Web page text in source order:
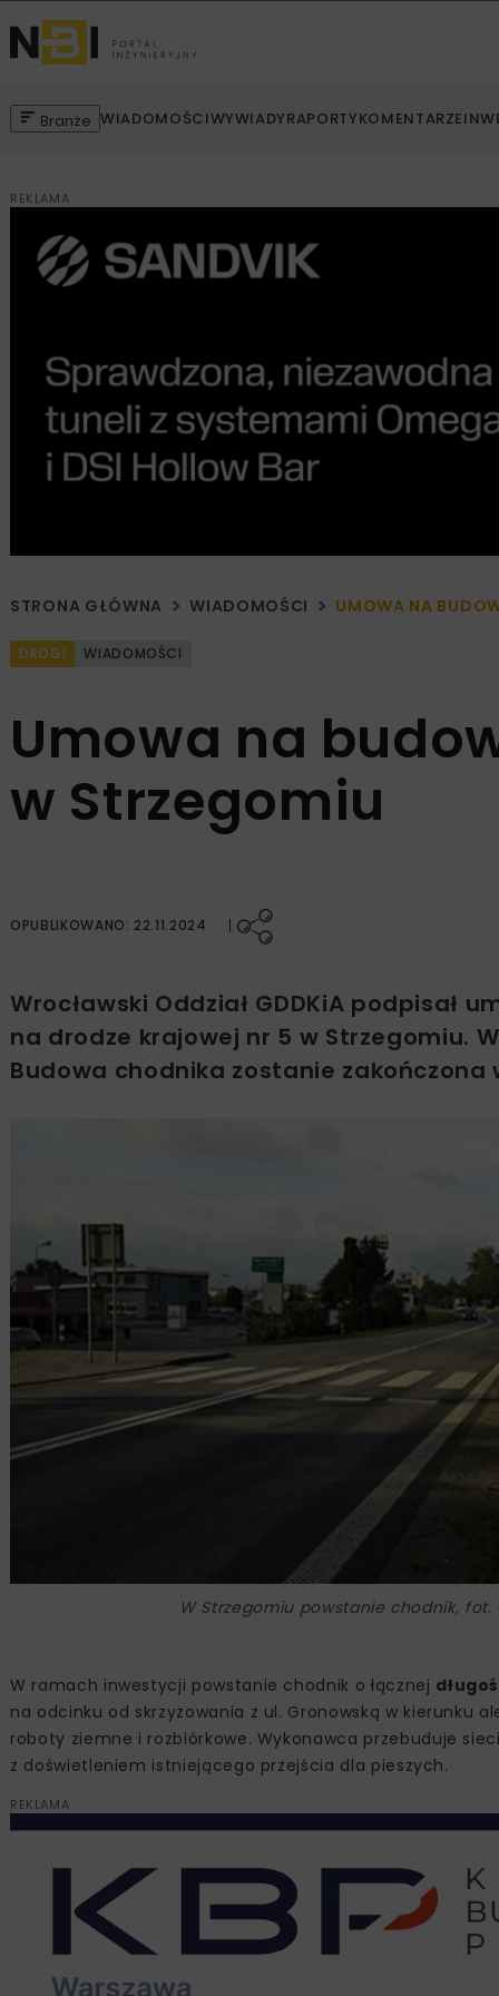
Branże WIADOMOŚCIWYWIADYRAPORTYKOMENTARZE
REKLAMA
STRONA GŁÓWNA WIADOMOŚCI UMOWA NA
DROGI WIADOMOŚCI
Umowa na
w Strzegomiu
OPUBLIKOWANO: 22.11.2024
Wrocławski Oddział GDDKiA podpisał
na drodze krajowej nr 5 w Strzegomiu.
Budowa chodnika zostanie zakończona
W Strzegomiu powstanie chodnik,
W ramach inwestycji powstanie chodnik o łącznej
na odcinku od skrzyżowania z ul. Gronowską w kierunku
roboty ziemne i rozbiórkowe. Wykonawca przebuduje
z doświetleniem istniejącego przejścia dla pieszych.
REKLAMA